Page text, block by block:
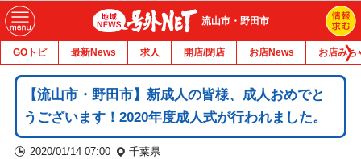
流山市・野田市
GOトピ 最新News 求人 開店/閉店 お店News お店みち
【流山市・野田市】新成人の皆様、成人おめでと
うございます！2020年度成人式が行われました。
2020/01/14 07:00 千葉県